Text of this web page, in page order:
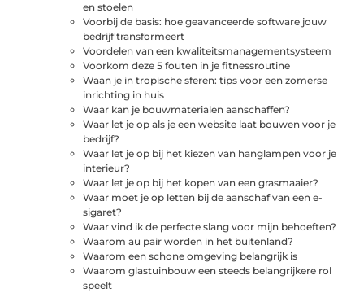
en stoelen
Voorbij de basis: hoe geavanceerde software jouw
bedrijf transformeert
Voordelen van een kwaliteitsmanagementsysteem
Voorkom deze 5 fouten in je fitnessroutine
Waan je in tropische sferen: tips voor een zomerse
inrichting in huis
Waar kan je bouwmaterialen aanschaffen?
Waar let je op als je een website laat bouwen voor je
bedrijf?
Waar let je op bij het kiezen van hanglampen voor je
interieur?
Waar let je op bij het kopen van een grasmaaier?
Waar moet je op letten bij de aanschaf van een e-
sigaret?
Waar vind ik de perfecte slang voor mijn behoeften?
Waarom au pair worden in het buitenland?
Waarom een schone omgeving belangrijk is
Waarom glastuinbouw een steeds belangrijkere rol
speelt